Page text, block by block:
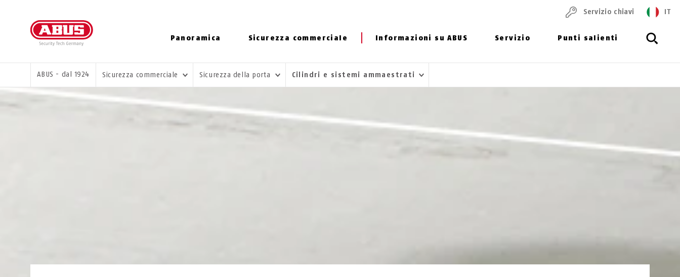
Panoramica Sicurezza commerciale Informazioni su ABUS Servizio Punti salienti
Servizio chiavi IT
TI TROVI QUI:
ABUS - dal 1924 Sicurezza commerciale Sicurezza della porta Cilindri e sistemi ammaestrati